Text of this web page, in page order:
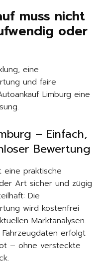
muss nicht
oder
eine
und faire
Limburg eine
– Einfach,
Bewertung
eine praktische
Art sicher und zügig
Die
wird kostenfrei
Marktanalysen.
erfolgt
– ohne versteckte